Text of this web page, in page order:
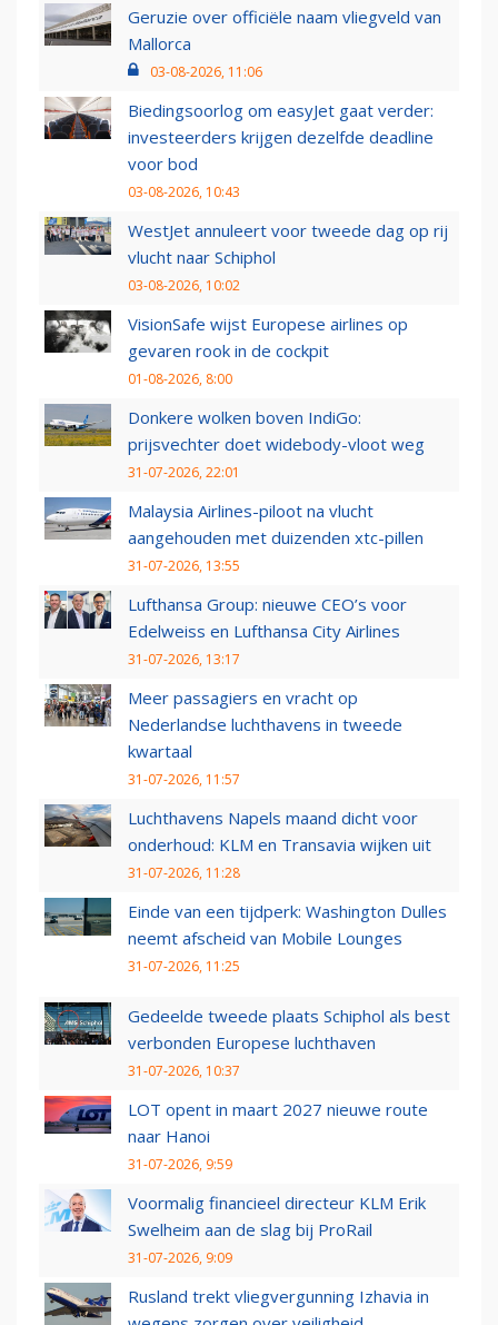
Geruzie over officiële naam vliegveld van
Mallorca
03-08-2026, 11:06
Biedingsoorlog om easyJet gaat verder:
investeerders krijgen dezelfde deadline
voor bod
03-08-2026, 10:43
WestJet annuleert voor tweede dag op rij
vlucht naar Schiphol
03-08-2026, 10:02
VisionSafe wijst Europese airlines op
gevaren rook in de cockpit
01-08-2026, 8:00
Donkere wolken boven IndiGo:
prijsvechter doet widebody-vloot weg
31-07-2026, 22:01
Malaysia Airlines-piloot na vlucht
aangehouden met duizenden xtc-pillen
31-07-2026, 13:55
Lufthansa Group: nieuwe CEO’s voor
Edelweiss en Lufthansa City Airlines
31-07-2026, 13:17
Meer passagiers en vracht op
Nederlandse luchthavens in tweede
kwartaal
31-07-2026, 11:57
Luchthavens Napels maand dicht voor
onderhoud: KLM en Transavia wijken uit
31-07-2026, 11:28
Einde van een tijdperk: Washington Dulles
neemt afscheid van Mobile Lounges
31-07-2026, 11:25
Gedeelde tweede plaats Schiphol als best
verbonden Europese luchthaven
31-07-2026, 10:37
LOT opent in maart 2027 nieuwe route
naar Hanoi
31-07-2026, 9:59
Voormalig financieel directeur KLM Erik
Swelheim aan de slag bij ProRail
31-07-2026, 9:09
Rusland trekt vliegvergunning Izhavia in